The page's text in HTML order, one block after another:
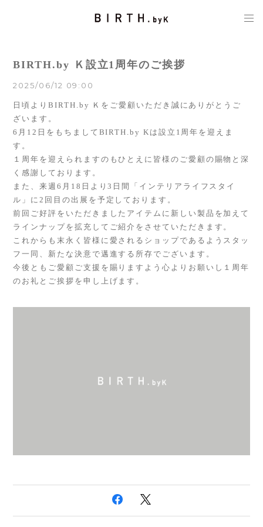
BIRTH.by Ｋ設立1周年のご挨拶
2025/06/12 09:00
日頃よりBIRTH.by Ｋをご愛顧いただき誠にありがとうご
ざいます。
6 月 12 日をもちまして BIRTH.by K は設立 1 周年を迎えま
す。
１周年を迎えられますのもひとえに皆様のご愛顧の賜物と深
く感謝しております。
また、来週 6 月 18 日より3 日間「インテリアライフスタイ
ル」に2 回目の出展を予定しております。
前回ご好評をいただきましたアイテムに新しい製品を加えて
ラインナップを拡充してご紹介をさせていただきます。
これからも末永く皆様に愛されるショップであるようスタッ
フ一同、新たな決意で邁進する所存でございます。
今後ともご愛顧ご支援を賜りますよう心よりお願いし１周年
のお礼とご挨拶を申し上げます。